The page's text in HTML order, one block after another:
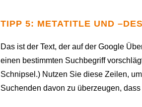
TIPP 5: METATITLE UND
Das ist der Text, der auf der Google
einen bestimmten Suchbegriff
Schnipsel.) Nutzen Sie diese Zeilen,
Suchenden davon zu überzeugen,